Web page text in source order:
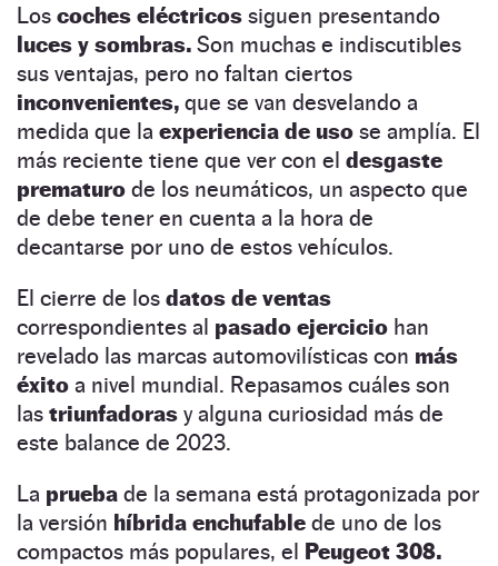
Los coches eléctricos siguen presentando
luces y sombras. Son muchas e indiscutibles
sus ventajas, pero no faltan ciertos
inconvenientes, que se van desvelando a
medida que la experiencia de uso se amplía. El
más reciente tiene que ver con el desgaste
prematuro de los neumáticos, un aspecto que
de debe tener en cuenta a la hora de
decantarse por uno de estos vehículos.
El cierre de los datos de ventas
correspondientes al pasado ejercicio han
revelado las marcas automovilísticas con más
éxito a nivel mundial. Repasamos cuáles son
las triunfadoras y alguna curiosidad más de
este balance de 2023.
La prueba de la semana está protagonizada por
la versión híbrida enchufable de uno de los
compactos más populares, el Peugeot 308.